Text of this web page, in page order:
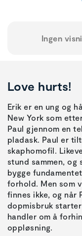
Ingen
Love hurts!
Erik er en ung og
New York som
Paul gjennom en
pladask. Paul er
skaphomofil.
stund sammen,
bygge
forhold. Men som
finnes ikke, og når
dopmisbruk
handler om å
oppløsning.